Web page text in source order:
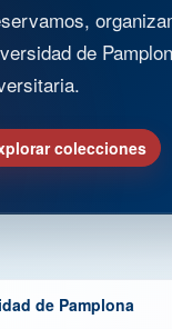
de
colecciones
de Pamplona